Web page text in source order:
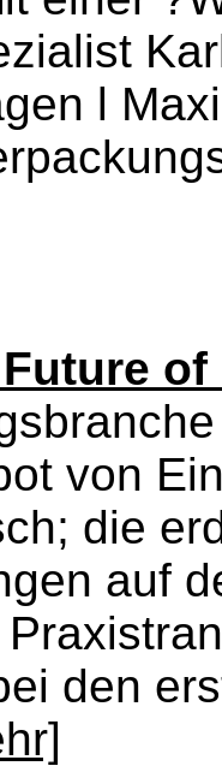
l
von
die
auf
den